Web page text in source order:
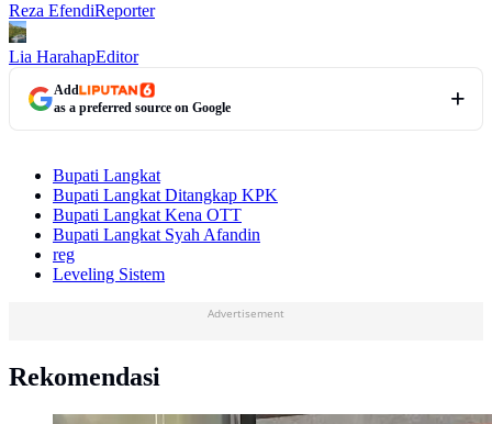
Reza EfendiReporter
Lia HarahapEditor
Add
as a preferred source on Google
Bupati Langkat
Bupati Langkat Ditangkap KPK
Bupati Langkat Kena OTT
Bupati Langkat Syah Afandin
reg
Leveling Sistem
Advertisement
Rekomendasi